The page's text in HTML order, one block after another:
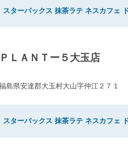
スターバックス 抹茶ラテ ネスカフェ
ＰＬＡＮＴー５大玉店
島県安達郡大玉村大山字仲江２７１
スターバックス 抹茶ラテ ネスカフェ